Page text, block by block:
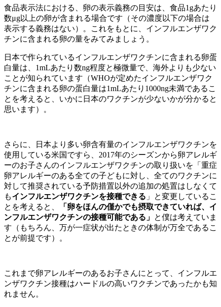
食品表示法における、卵の表示義務の目安は、食品1gあたり
数μg以上の卵が含まれる場合です（その濃度以下の場合は
表示する義務はない）。これをもとに、インフルエンザワク
チンに含まれる卵の量をみてみましょう。
日本で作られているインフルエンザワクチンに含まれる卵蛋
白量は、1mLあたり数ng程度と極微量で、海外よりも少ない
ことが知られています（WHOが定めたインフルエンザワク
チンに含まれる卵の蛋白量は1mLあたり1000ng未満であるこ
とを考えると、いかに日本のワクチンが少ないかが分かると
思います）。
さらに、日本より多い卵含有量のインフルエンザワクチンを
使用している米国ですら、2017年のシーズンから卵アレルギ
ーのお子さんのインフルエンザワクチンの取り扱いを「重症
卵アレルギーのある全ての子どもに対し、全てのワクチンに
対して推奨されている予防措置以外の追加の処置はしなくて
もインフルエンザワクチンを接種できる 」と変更しているこ
とを考えると、
「卵をほんの僅かでも摂取できていれば、イ
ンフルエンザワクチンの接種可能である」 と僕は考えていま
す（もちろん、万が一症状が出たときの体制が万全であるこ
とが前提です）。
これまで卵アレルギーのあるお子さんにとって、インフルエ
ンザワクチン接種はハードルの高いワクチンであったかも知
れません。